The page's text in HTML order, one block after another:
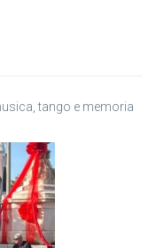
tango e memoria